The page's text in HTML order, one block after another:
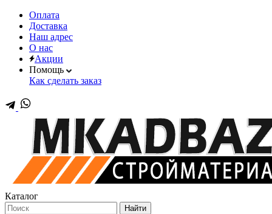
Оплата
Доставка
Наш адрес
О нас
Акции
Помощь
Как сделать заказ
Каталог
Найти